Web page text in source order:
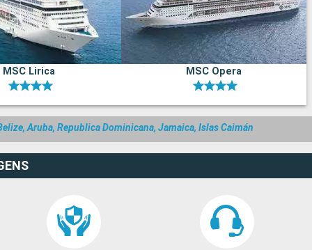
MSC Lirica MSC Opera
Aruba, Republica Dominicana, Jamaica, Islas Caimán